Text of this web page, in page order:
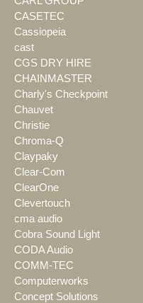
CASETEC
Cassiopeia
cast
CGS DRY HIRE
CHAINMASTER
Charly's Checkpoint
Chauvet
Christie
Chroma-Q
Claypaky
Clear-Com
ClearOne
Clevertouch
cma audio
Cobra Sound Light
CODA Audio
COMM-TEC
Computerworks
Concept Solutions